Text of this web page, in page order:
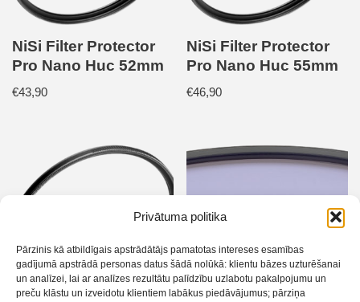
Privātuma politika
Pārzinis kā atbildīgais apstrādātājs pamatotas intereses esamības
gadījumā apstrādā personas datus šādā nolūkā: klientu bāzes uzturēšanai
un analīzei, lai ar analīzes rezultātu palīdzību uzlabotu pakalpojumu un
preču klāstu un izveidotu klientiem labākus piedāvājumus; pārziņa
NiSi Filter Protector
Pro Nano Huc 52mm
€43,90
NiSi Filter Protector
Pro Nano Huc 55mm
€46,90